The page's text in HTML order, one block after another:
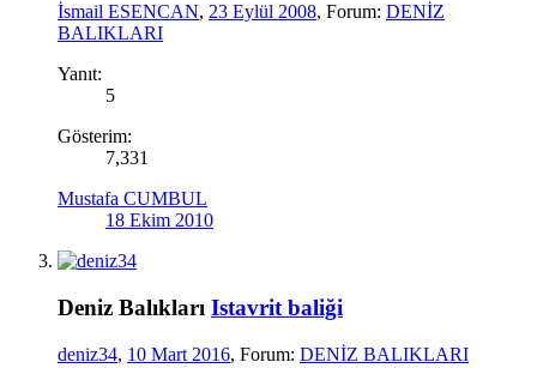
İsmail ESENCAN, 23 Eylül 2008, Forum: DENİZ
BALIKLARI
Yanıt:
5
Gösterim:
7,331
Mustafa CUMBUL
18 Ekim 2010
Deniz Balıkları Istavrit baliği
deniz34, 10 Mart 2016, Forum: DENİZ BALIKLARI